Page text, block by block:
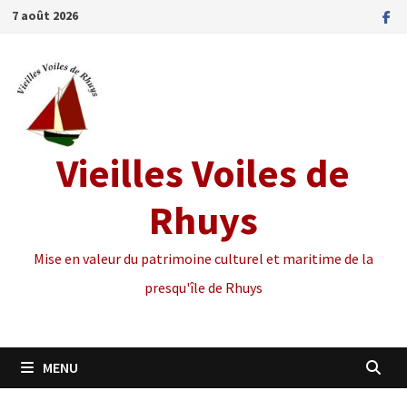
Passer
contenu
7 août 2026
Vieilles Voiles de
Rhuys
Mise en valeur du patrimoine culturel et maritime de la
presqu'île de Rhuys
MENU